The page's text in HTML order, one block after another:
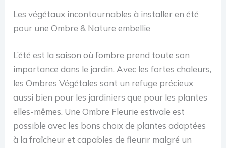
Les végétaux incontournables à installer en été
pour une Ombre & Nature embellie
L’été est la saison où l’ombre prend toute son
importance dans le jardin. Avec les fortes chaleurs,
les Ombres Végétales sont un refuge précieux
aussi bien pour les jardiniers que pour les plantes
elles-mêmes. Une Ombre Fleurie estivale est
possible avec les bons choix de plantes adaptées
à la fraîcheur et capables de fleurir malgré un